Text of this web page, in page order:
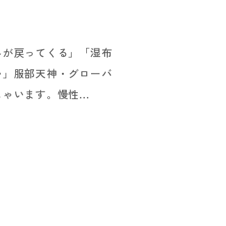
戻ってくる」「湿布
服部天神・グローバ
います。慢性...